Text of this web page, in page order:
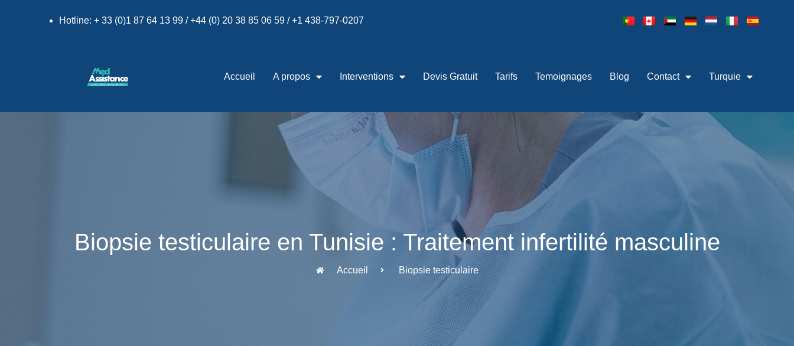
Hotline: + 33 (0)1 87 64 13 99 / +44 (0) 20 38 85 06 59 / +1 438-797-0207
Accueil A propos Interventions Devis Gratuit Tarifs Temoignages Blog Contact Turquie
Biopsie testiculaire en Tunisie : Traitement infertilité masculine
Accueil Biopsie testiculaire